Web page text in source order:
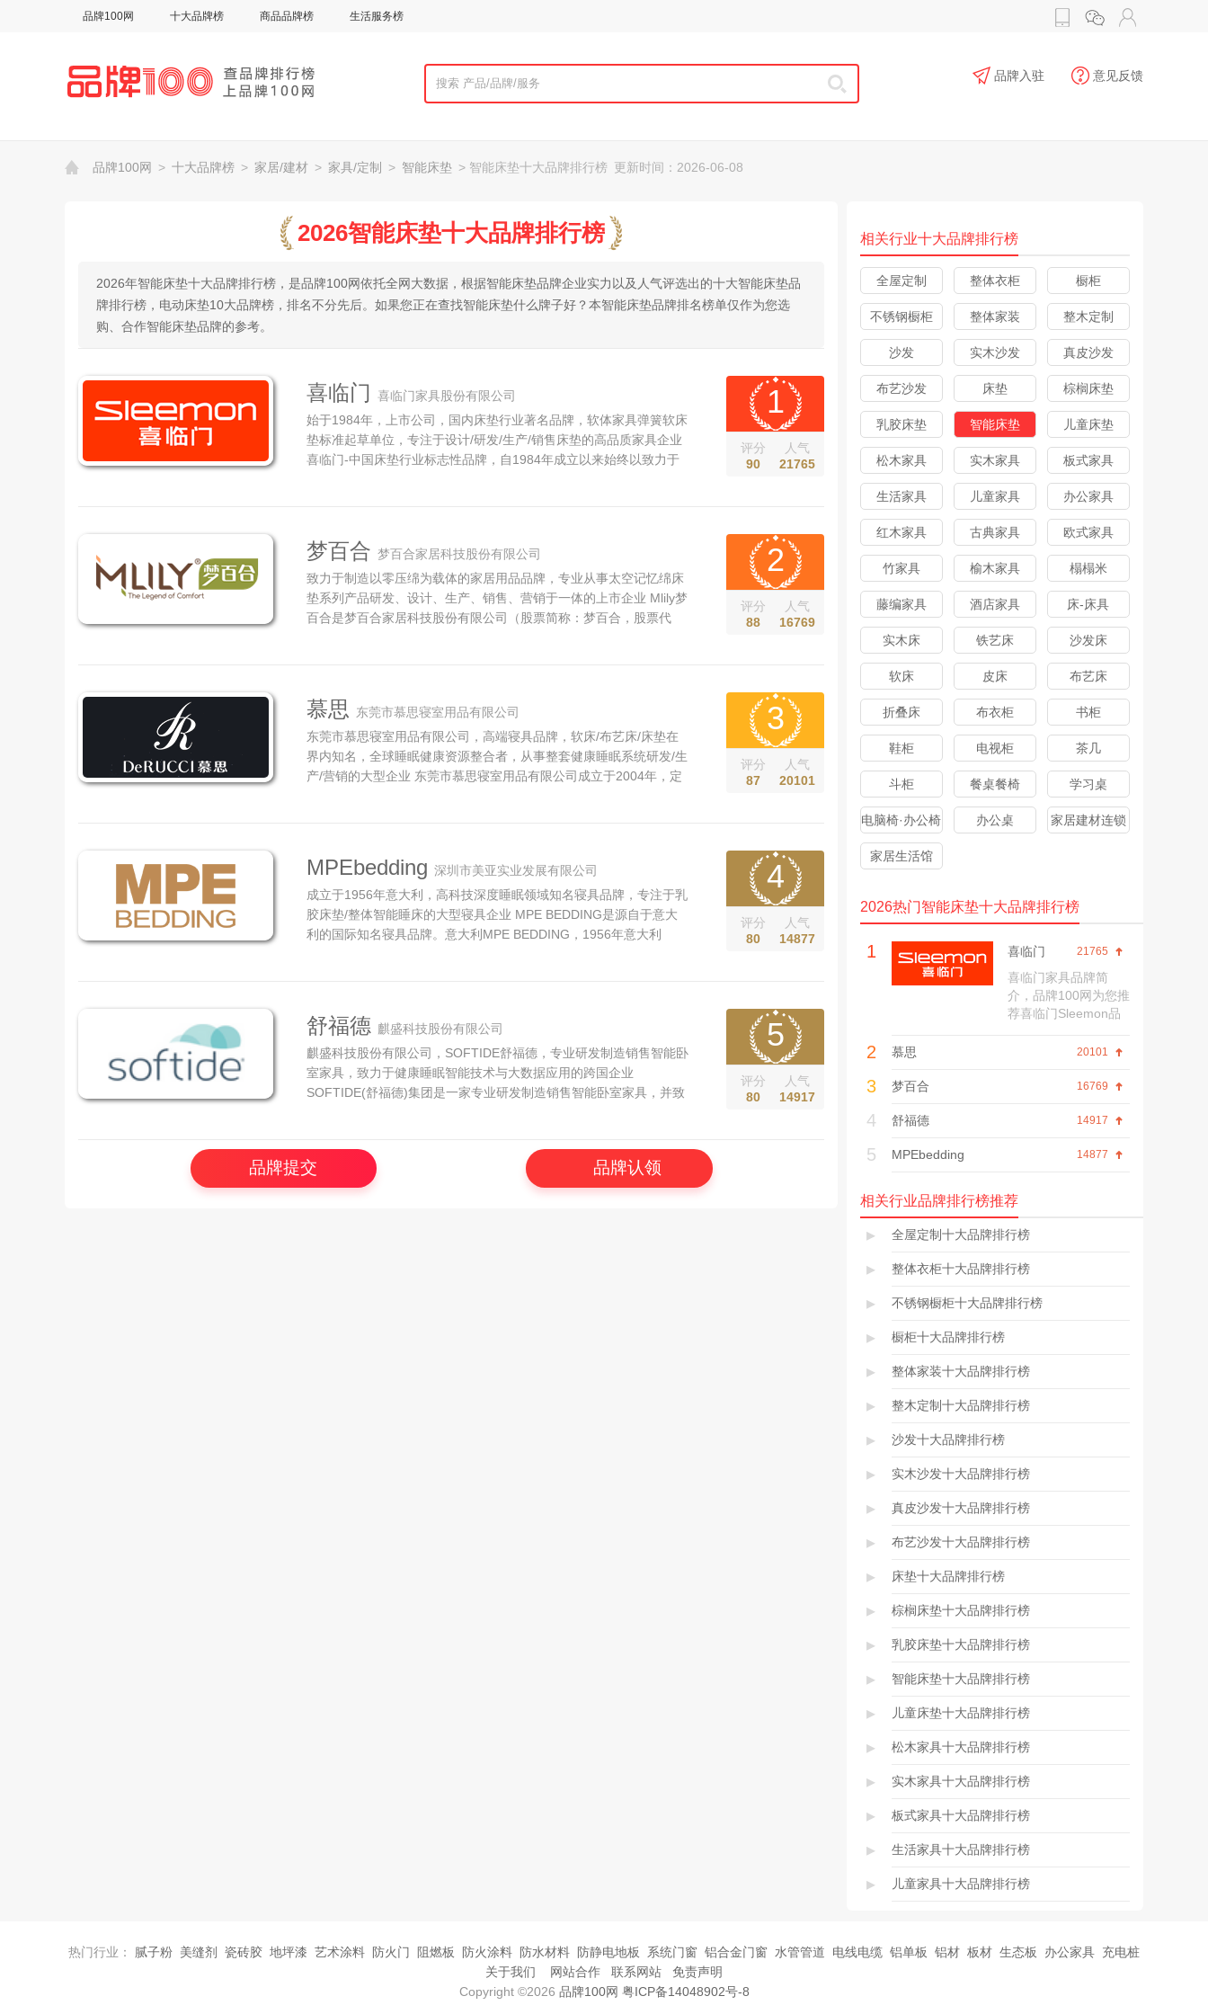
品牌100网 十大品牌榜 商品品牌榜 生活服务榜
品牌入驻 意见反馈
品牌100网 > 十大品牌榜 > 家居/建材 > 家具/定制 > 智能床垫 > 智能床垫十大品牌排行榜 更新时间：2026-06-08
2026智能床垫十大品牌排行榜
2026年智能床垫十大品牌排行榜，是品牌100网依托全网大数据，根据智能床垫品牌企业实力以及人气评选出的十大智能床垫品
牌排行榜，电动床垫10大品牌榜，排名不分先后。如果您正在查找智能床垫什么牌子好？本智能床垫品牌排名榜单仅作为您选
购、合作智能床垫品牌的参考。
喜临门
喜临门家具股份有限公司
始于1984年，上市公司，国内床垫行业著名品牌，软体家具弹簧软床
垫标准起草单位，专注于设计/研发/生产/销售床垫的高品质家具企业
喜临门-中国床垫行业标志性品牌，自1984年成立以来始终以致力于
1
评分
90
人气
21765
梦百合 梦百合家居科技股份有限公司
致力于制造以零压绵为载体的家居用品品牌，专业从事太空记忆绵床
垫系列产品研发、设计、生产、销售、营销于一体的上市企业 Mlily梦
百合是梦百合家居科技股份有限公司（股票简称：梦百合，股票代
2
评分
88
人气
16769
慕思
东莞市慕思寝室用品有限公司
东莞市慕思寝室用品有限公司，高端寝具品牌，软床/布艺床/床垫在
界内知名，全球睡眠健康资源整合者，从事整套健康睡眠系统研发/生
产/营销的大型企业 东莞市慕思寝室用品有限公司成立于2004年，定
3
评分
87
人气
20101
MPEbedding 深圳市美亚实业发展有限公司
成立于1956年意大利，高科技深度睡眠领域知名寝具品牌，专注于乳
胶床垫/整体智能睡床的大型寝具企业 MPE BEDDING是源自于意大
利的国际知名寝具品牌。意大利MPE BEDDING，1956年意大利
产品，先后...
4
评分
80
人气
14877
舒福德 麒盛科技股份有限公司
麒盛科技股份有限公司，SOFTIDE舒福德，专业研发制造销售智能卧
室家具，致力于健康睡眠智能技术与大数据应用的跨国企业
SOFTIDE(舒福德)集团是一家专业研发制造销售智能卧室家具，并致
有众多享誉业内的全资子品牌：Softide、Ergomotion、Southbay、
Dsu...
5
评分
80
人气
14917
品牌提交 品牌认领
相关行业十大品牌排行榜
全屋定制 整体衣柜 橱柜
不锈钢橱柜 整体家装 整木定制
沙发 实木沙发 真皮沙发
布艺沙发 床垫 棕榈床垫
乳胶床垫 智能床垫 儿童床垫
松木家具 实木家具 板式家具
生活家具 儿童家具 办公家具
红木家具 古典家具 欧式家具
竹家具 榆木家具 榻榻米
藤编家具 酒店家具 床-床具
实木床 铁艺床 沙发床
软床 皮床 布艺床
折叠床 布衣柜 书柜
鞋柜 电视柜 茶几
斗柜 餐桌餐椅 学习桌
电脑椅·办公椅 办公桌 家居建材连锁
家居生活馆
2026热门智能床垫十大品牌排行榜
1 21765
喜临门
喜临门家具品牌简
介，品牌100网为您推
荐喜临门Sleemon品
上商城、产品价格、
2 20101
慕思
3 16769
梦百合
4 14917
舒福德
5 14877
MPEbedding
相关行业品牌排行榜推荐
▸ 全屋定制十大品牌排行榜
▸ 整体衣柜十大品牌排行榜
▸ 不锈钢橱柜十大品牌排行榜
▸ 橱柜十大品牌排行榜
▸ 整体家装十大品牌排行榜
▸ 整木定制十大品牌排行榜
▸ 沙发十大品牌排行榜
▸ 实木沙发十大品牌排行榜
▸ 真皮沙发十大品牌排行榜
▸ 布艺沙发十大品牌排行榜
▸ 床垫十大品牌排行榜
▸ 棕榈床垫十大品牌排行榜
▸ 乳胶床垫十大品牌排行榜
▸ 智能床垫十大品牌排行榜
▸ 儿童床垫十大品牌排行榜
▸ 松木家具十大品牌排行榜
▸ 实木家具十大品牌排行榜
▸ 板式家具十大品牌排行榜
▸ 生活家具十大品牌排行榜
▸ 儿童家具十大品牌排行榜
热门行业： 腻子粉 美缝剂 瓷砖胶 地坪漆 艺术涂料 防火门 阻燃板 防火涂料 防水材料 防静电地板 系统门窗 铝合金门窗 水管管道 电线电缆 铝单板 铝材 板材 生态板 办公家具 充电桩
关于我们
网站合作 联系网站
免责声明
Copyright ©2026 品牌100网 粤ICP备14048902号-8